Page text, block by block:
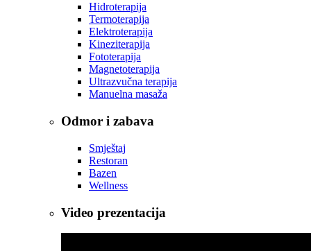
Hidroterapija
Termoterapija
Elektroterapija
Kineziterapija
Fototerapija
Magnetoterapija
Ultrazvučna terapija
Manuelna masaža
Odmor i zabava
Smještaj
Restoran
Bazen
Wellness
Video prezentacija